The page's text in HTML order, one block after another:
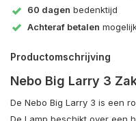
60 dagen bedenktijd
Achteraf betalen
Productomschrijving
Nebo Big Larry 3
De Nebo Big Larry 3 is een